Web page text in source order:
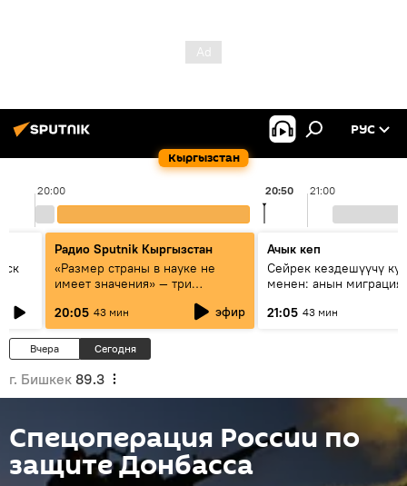
Кыргызстан
РУС
20:00 21:00
20:50
Радио Sputnik Кыргызстан
«Размер страны в науке не
имеет значения» — три
эксперта о сотрудничестве
России и Кыргызстана в
образовании и исследованиях
20:05 43 мин эфир
Ачык кеп
Сейрек кездешүүчү
менен: анын
21:05 43 мин
Вчера Сегодня
г. Бишкек 89.3
Спецоперация России по
защите Донбасса